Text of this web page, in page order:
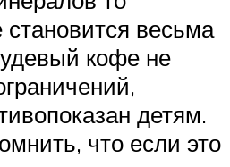
весьма
кофе не
детям.
что если это